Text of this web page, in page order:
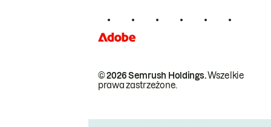
© 2026 Semrush Holdings.Wszelkie
prawa zastrzeżone.